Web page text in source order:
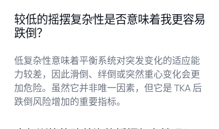
较低的摇摆复杂性是否意味着我更容易
跌倒？
低复杂性意味着平衡系统对突发变化的适应能
力较差，因此滑倒、绊倒或突然重心变化会更
加危险。虽然它并非唯一因素，但它是 TKA 后
跌倒风险增加的重要指标。